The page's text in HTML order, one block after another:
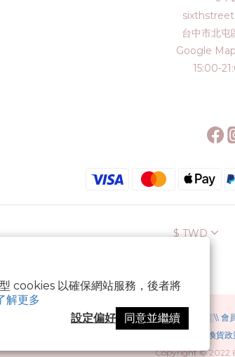
cookies 以確保網站服務，後者將
解更多
設定偏好
同意並繼續
台中市北屯
Google Map
15:00-
$ TWD
░\\ 會
退換貨
Copyright © 2022